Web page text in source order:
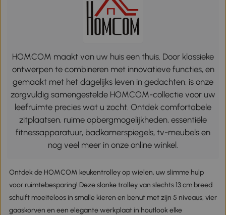
HOMCOM maakt van uw huis een thuis. Door klassieke
ontwerpen te combineren met innovatieve functies, en
gemaakt met het dagelijks leven in gedachten, is onze
zorgvuldig samengestelde HOMCOM-collectie voor uw
leefruimte precies wat u zocht. Ontdek comfortabele
zitplaatsen, ruime opbergmogelijkheden, essentiële
fitnessapparatuur, badkamerspiegels, tv-meubels en
nog veel meer in onze online winkel.
Ontdek de HOMCOM keukentrolley op wielen, uw slimme hulp
voor ruimtebesparing! Deze slanke trolley van slechts 13 cm breed
schuift moeiteloos in smalle kieren en benut met zijn 5 niveaus, vier
gaaskorven en een elegante werkplaat in houtlook elke